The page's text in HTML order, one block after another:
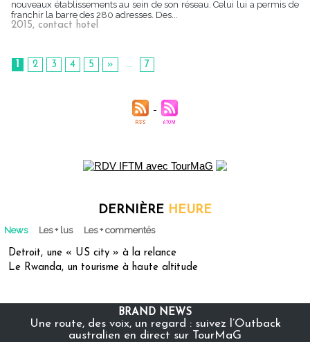
nouveaux établissements au sein de son réseau. Celui lui a permis de
franchir la barre des 280 adresses. Des...
2015, contact hotel
1 2 3 4 5 » ... 7
DERNIÈRE HEURE
News Les + lus Les + commentés
Detroit, une « US city » à la relance
Le Rwanda, un tourisme à haute altitude
BRAND NEWS
Une route, des voix, un regard : suivez l’Outback
australien en direct sur TourMaG